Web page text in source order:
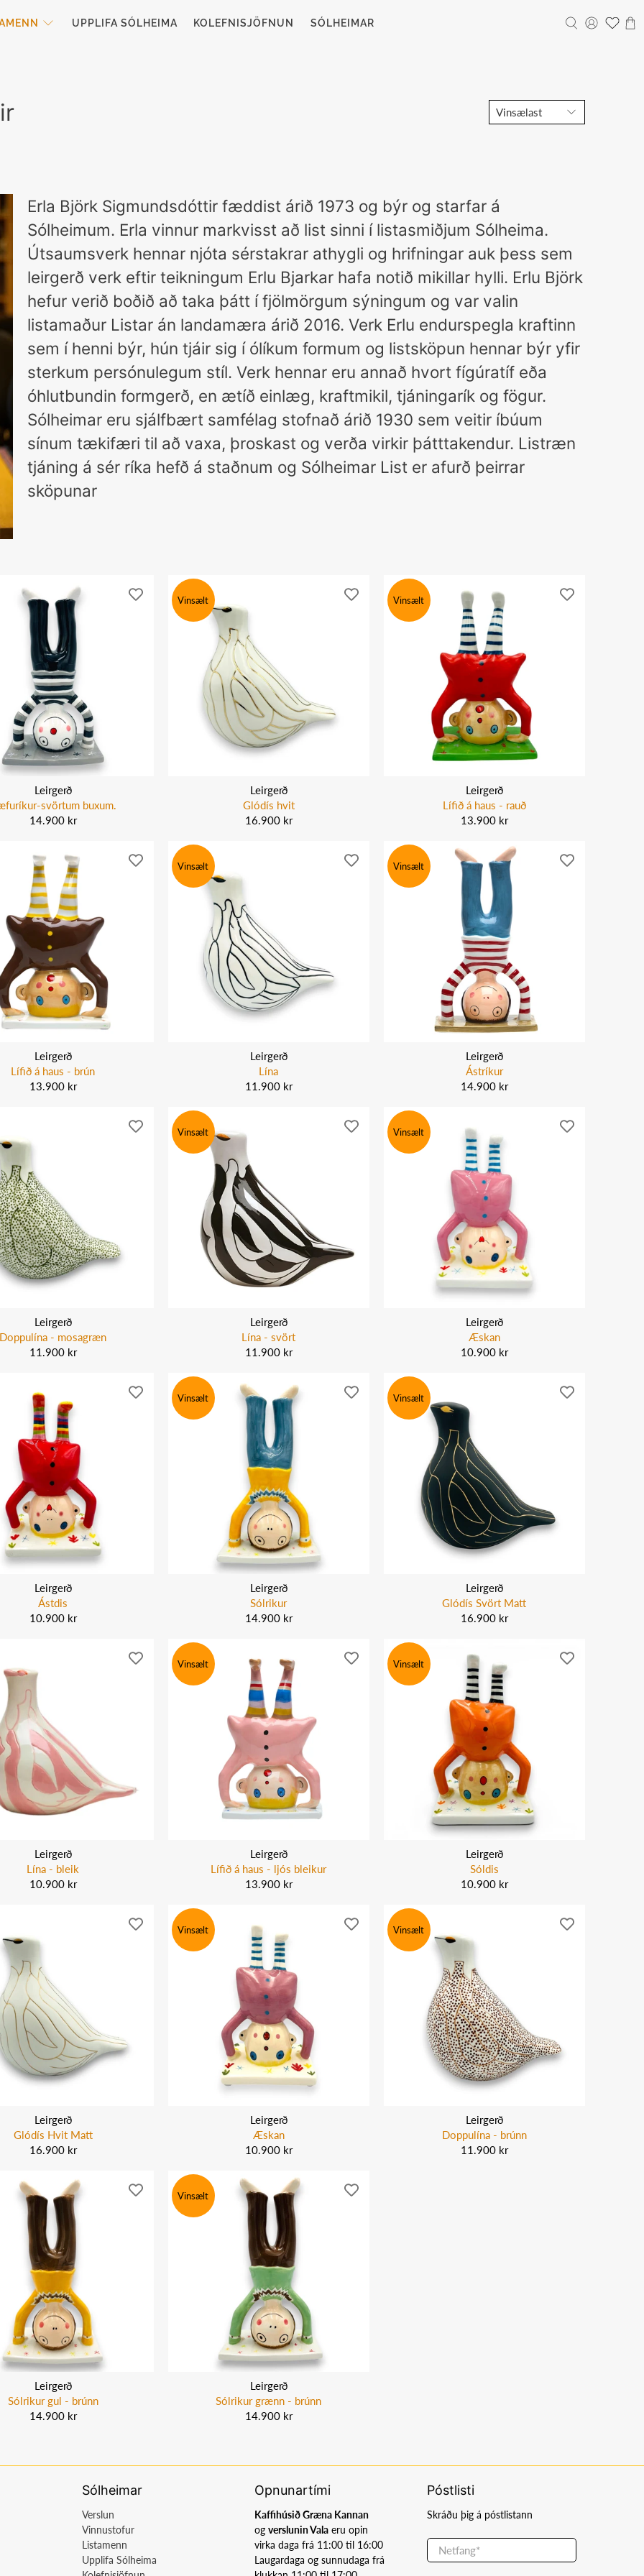
UPPLIFA SÓLHEIMA KOLEFNISJÖFNUN SÓLHEIMAR
Erla Björk Sigmundsdóttir fæddist árið 1973 og býr og starfar á
Sólheimum. Erla vinnur markvisst að list sinni í listasmiðjum Sólheima.
Útsaumsverk hennar njóta sérstakrar athygli og hrifningar auk þess sem
leirgerð verk eftir teikningum Erlu Bjarkar hafa notið mikillar hylli. Erlu Björk
hefur verið boðið að taka þátt í fjölmörgum sýningum og var valin
listamaður Listar án landamæra árið 2016. Verk Erlu endurspegla kraftinn
sem í henni býr, hún tjáir sig í ólíkum formum og listsköpun hennar býr yfir
sterkum persónulegum stíl. Verk hennar eru annað hvort fígúratíf eða
óhlutbundin formgerð, en ætíð einlæg, kraftmikil, tjáningarík og fögur.
Sólheimar eru sjálfbært samfélag stofnað árið 1930 sem veitir íbúum
sínum tækifæri til að vaxa, þroskast og verða virkir þátttakendur. Listræn
tjáning á sér ríka hefð á staðnum og Sólheimar List er afurð þeirrar
sköpunar
Leirgerð
svörtum buxum.
14.900 kr
Vinsælt
Leirgerð
Glódís hvit
16.900 kr
Vinsælt
Leirgerð
Lífið á haus - rauð
13.900 kr
Leirgerð
Lífið á haus - brún
13.900 kr
Vinsælt
Leirgerð
Lína
11.900 kr
Vinsælt
Leirgerð
Ástríkur
14.900 kr
Leirgerð
Doppulína - mosagræn
11.900 kr
Vinsælt
Leirgerð
Lína - svört
11.900 kr
Vinsælt
Leirgerð
Æskan
10.900 kr
Leirgerð
Ástdis
10.900 kr
Vinsælt
Leirgerð
Sólrikur
14.900 kr
Vinsælt
Leirgerð
Glódís Svört Matt
16.900 kr
Leirgerð
Lína - bleik
10.900 kr
Vinsælt
Leirgerð
Lífið á haus - ljós bleikur
13.900 kr
Vinsælt
Leirgerð
Sóldis
10.900 kr
Leirgerð
Glódís Hvit Matt
16.900 kr
Vinsælt
Leirgerð
Æskan
10.900 kr
Vinsælt
Leirgerð
Doppulína - brúnn
11.900 kr
Leirgerð
Sólrikur gul - brúnn
14.900 kr
Vinsælt
Leirgerð
Sólrikur grænn - brúnn
14.900 kr
Sólheimar
Verslun
Vinnustofur
Listamenn
Upplifa Sólheima
Opnunartími
Kaffihúsið Græna Kannan
og verslunin Vala eru opin
virka daga frá 11:00 til 16:00
Laugardaga og sunnudaga frá
Póstlisti
Skráðu þig á póstlistann
Netfang*